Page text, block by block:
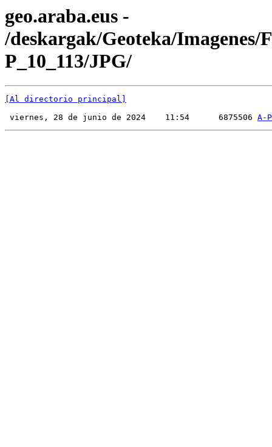
geo.araba.eus -
/deskargak/Geoteka/Imagenes/
P_10_113/JPG/
[Al directorio principal]
viernes, 28 de junio de 2024    11:54      6875506 A-